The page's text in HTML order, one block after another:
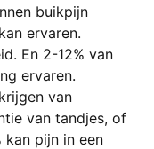
buikpijn
ervaren.
En 2-12% van
ervaren.
van
van tandjes, of
kan pijn in een